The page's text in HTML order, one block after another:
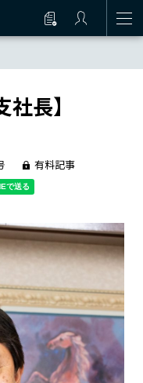
長】
有料記事